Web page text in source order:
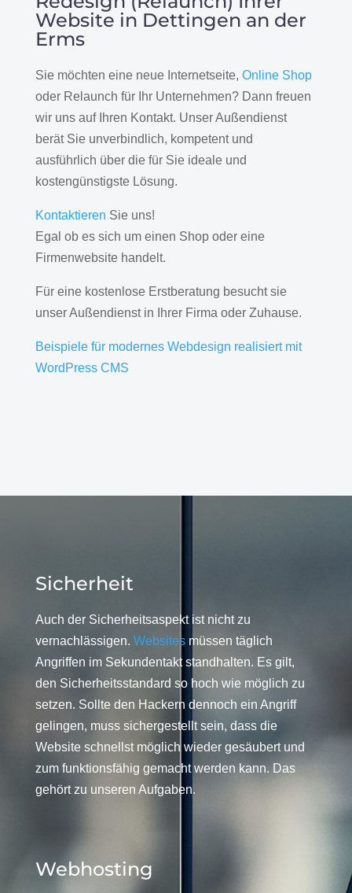
Website in Dettingen an der
Erms
Sie möchten eine neue Internetseite, Online Shop
oder Relaunch für Ihr Unternehmen? Dann freuen
wir uns auf Ihren Kontakt. Unser Außendienst
berät Sie unverbindlich, kompetent und
ausführlich über die für Sie ideale und
kostengünstigste Lösung.
Kontaktieren Sie uns!
Egal ob es sich um einen Shop oder eine
Firmenwebsite handelt.
Für eine kostenlose Erstberatung besucht sie
unser Außendienst in Ihrer Firma oder Zuhause.
Beispiele für modernes Webdesign realisiert mit
WordPress CMS
Sicherheit
Auch der Sicherheitsaspekt ist nicht zu
vernachlässigen. Websitesmüssen täglich
Angriffen im Sekundentakt standhalten. Es gilt,
den Sicherheitsstandard so hoch wie möglich zu
setzen. Sollte den Hackern dennoch ein Angriff
gelingen, muss sichergestellt sein, dass die
Website schnellst möglich wieder gesäubert und
zum funktionsfähig gemacht werden kann. Das
gehört zu unseren Aufgaben.
Webhosting